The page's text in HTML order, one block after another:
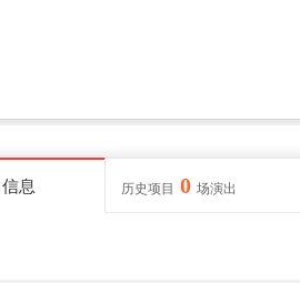
息 历史项目 0 场演出